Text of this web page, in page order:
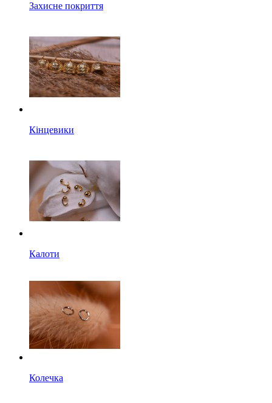
Захисне покриття
Кінцевики
Калоти
Колечка